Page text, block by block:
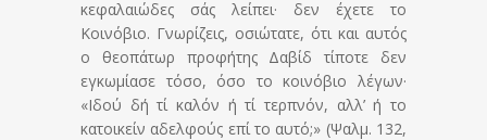
κεφαλαιώδες σάς λείπει· δεν έχετε το
Κοινόβιο. Γνωρίζεις, οσιώτατε, ότι και αυτός
ο θεοπάτωρ προφήτης Δαβίδ τίποτε δεν
εγκωμίασε τόσο, όσο το κοινόβιο λέγων·
«Ιδού δή τί καλόν ή τί τερπνόν, αλλ’ ή το
κατοικείν αδελφούς επί το αυτό;» (Ψαλμ. 132,